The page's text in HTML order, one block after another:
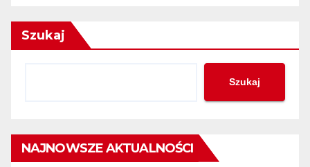
Szukaj
Szukaj
NAJNOWSZE AKTUALNOŚCI